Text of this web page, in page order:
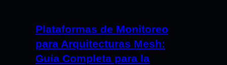
Plataformas de Monitoreo
para Arquitecturas Mesh:
Guía Completa para la